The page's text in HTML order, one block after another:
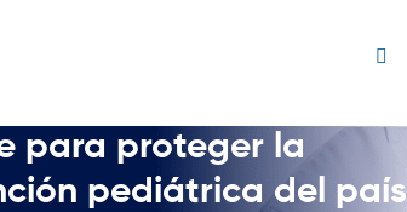
para proteger la
pediátrica del país